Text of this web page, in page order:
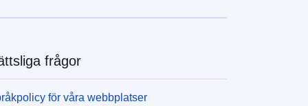
frågor
för våra webbplatser